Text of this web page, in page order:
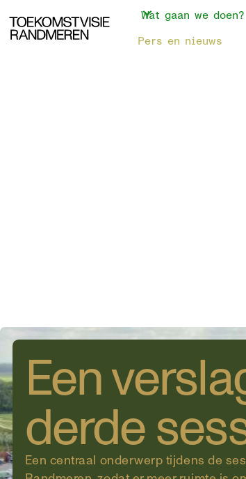
Wat gaan we doen?
Pers en nieuws
Een
derde
Een centraal onderwerp tijdens de